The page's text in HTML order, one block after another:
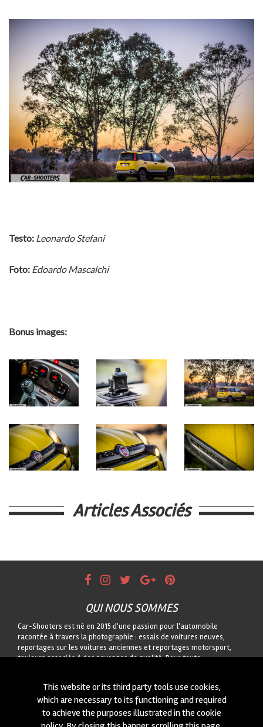
Testo: Leonardo Stefani
Foto: Edoardo Mascalchi
Bonus images:
Articles Associés
QUI NOUS SOMMES
Car-Shooters est né en 2015 d'une passion pour l'automobile
racontée à travers la photographie : essais de voitures neuves,
reportages sur les voitures anciennes et reportages motorsport,
toujours associés à des paysages de qualité. Pour toute
CONTACTEZ-NOUS
On est toujours intéressés à des nouvelles collaborations ou à
This website or its third party tools use cookies,
which are necessary to its functioning and required
to achieve the purposes illustrated in the cookie